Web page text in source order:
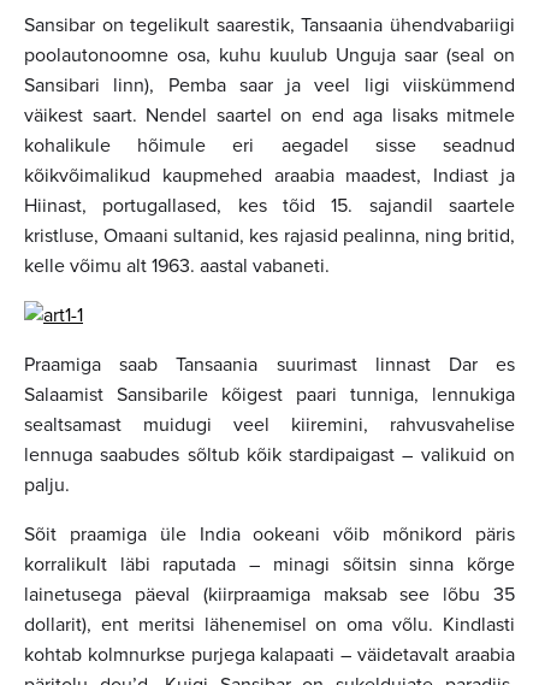
Sansibar on tegelikult saarestik, Tansaania ühendvabariigi
poolautonoomne osa, kuhu kuulub Unguja saar (seal on
Sansibari linn), Pemba saar ja veel ligi viiskümmend
väikest saart. Nendel saartel on end aga lisaks mitmele
kohalikule hõimule eri aegadel sisse seadnud
kõikvõimalikud kaupmehed araabia maadest, Indiast ja
Hiinast, portugallased, kes tõid 15. sajandil saartele
kristluse, Omaani sultanid, kes rajasid pealinna, ning britid,
kelle võimu alt 1963. aastal vabaneti.
Praamiga saab Tansaania suurimast linnast Dar es
Salaamist Sansibarile kõigest paari tunniga, lennukiga
sealtsamast muidugi veel kiiremini, rahvusvahelise
lennuga saabudes sõltub kõik stardipaigast – valikuid on
palju.
Sõit praamiga üle India ookeani võib mõnikord päris
korralikult läbi raputada – minagi sõitsin sinna kõrge
lainetusega päeval (kiirpraamiga maksab see lõbu 35
dollarit), ent meritsi lähenemisel on oma võlu. Kindlasti
kohtab kolmnurkse purjega kalapaati – väidetavalt araabia